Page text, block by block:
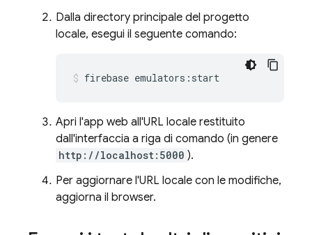
Dalla directory principale del progetto
locale, esegui il seguente comando:
firebase emulators:start
Apri l'app web all'URL locale restituito
dall'interfaccia a riga di comando (in genere
http://localhost:5000 ).
Per aggiornare l'URL locale con le modifiche,
aggiorna il browser.